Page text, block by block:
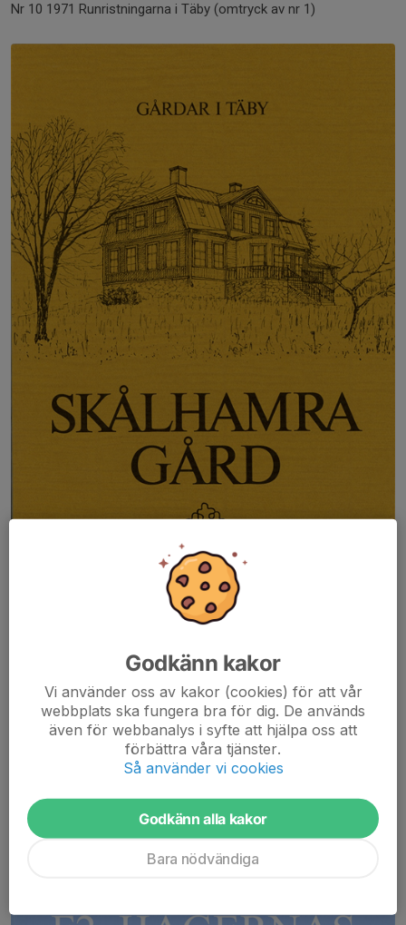
Nr 10 1971 Runristningarna i Täby (omtryck av nr 1)
Nr 11 1973 Näsby slott på Lamms tid
Nr 12 1975 Gårdar i Täby Gribbylund
Nr 13 1976 Gårdar i Täby Karby gård
Nr 14 1979 Skålhamra gård
Nr 15 1981 Täby förr och nu
Nr 16 1982 Sevärt i Täby med en kort historik
Nr 17 1983 Rönninge by
Nr 18 1984 Ytterby Roslags-Näsby skola och samhälle i Täby
Nr 19 1985 Roslagsbanan och bygden, 1885-1985
Nr 20 1987 Från ledung till landstorm i Täby
Våra utgivna skrifter
Godkänn kakor
Vi använder oss av kakor (cookies) för att vår
webbplats ska fungera bra för dig. De används
även för webbanalys i syfte att hjälpa oss att
förbättra våra tjänster.
Så använder vi cookies
Godkänn alla kakor
Bara nödvändiga